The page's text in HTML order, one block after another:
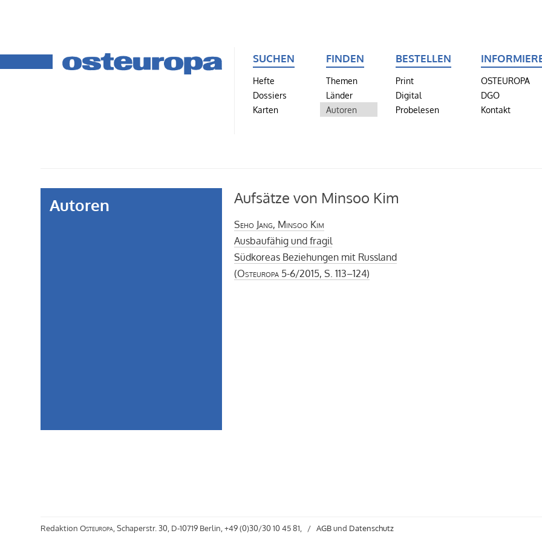
SUCHEN
Hefte
Dossiers
Karten
FINDEN
Themen
Länder
Autoren
BESTELLEN
Print
Digital
Probelesen
OSTEUROPA
DGO
Kontakt
Autoren Aufsätze von Minsoo Kim
Seho Jang, Minsoo Kim
Ausbaufähig und fragil
Südkoreas Beziehungen mit Russland
(Osteuropa 5-6/2015, S. 113–124)
RedaktionOsteuropa , Schaperstr. 30, D-10719 Berlin, +49 (0)30/30 10 45 81, /AGBund Datenschutz